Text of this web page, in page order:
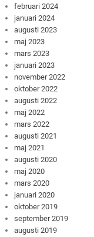
februari 2024
januari 2024
augusti 2023
maj 2023
mars 2023
januari 2023
november 2022
oktober 2022
augusti 2022
maj 2022
mars 2022
augusti 2021
maj 2021
augusti 2020
maj 2020
mars 2020
januari 2020
oktober 2019
september 2019
augusti 2019